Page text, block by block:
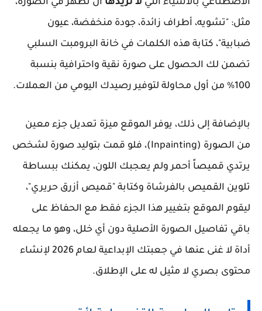
الاصطناعي بالأشياء التي لا تريدها أن تظهر في الصورة،
مثل: "تشويه، أطراف زائدة، جودة منخفضة، عيون
ضبابية"، كتابة هذه الكلمات في خانة البرومبت السلبي
تضمن لك الحصول على صورة نقية واحترافية بنسبة
100% من أول محاولة لتوفير رصيدك اليومي من العملات.
بالإضافة إلى ذلك، يوفر الموقع ميزة تعديل جزء معين
من الصورة (Inpainting)، فلو قمت بتوليد صورة لشخص
يرتدي قميصاً أحمر ولم يعجبك اللون، يمكنك ببساطة
تلوين القميص بالفرشاة وكتابة "قميص أزرق حريري"،
ليقوم الموقع بتغيير هذا الجزء فقط مع الحفاظ على
باقي تفاصيل الصورة الأصلية دون أي خلل، وهو ما يجعله
أداة لا غنى عنها في جعبتك الإبداعية لعام 2026 لإنشاء
محتوى بصري لا مثيل له على الإطلاق.